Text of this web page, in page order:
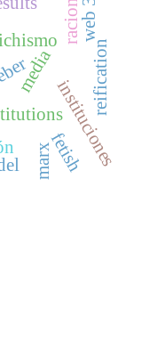
instituciones
fetish
reification
marx
media
web 3.0